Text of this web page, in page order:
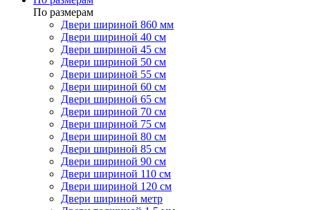
По размерам
Двери шириной 860 мм
Двери шириной 40 см
Двери шириной 45 см
Двери шириной 50 см
Двери шириной 55 см
Двери шириной 60 см
Двери шириной 65 см
Двери шириной 70 см
Двери шириной 75 см
Двери шириной 80 см
Двери шириной 85 см
Двери шириной 90 см
Двери шириной 110 см
Двери шириной 120 см
Двери шириной метр